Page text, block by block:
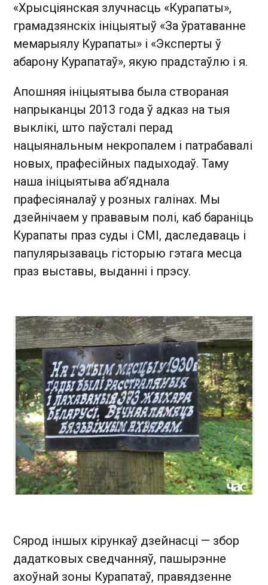
«Хрысціянская злучнасць «Курапаты»,
грамадзянскіх ініцыятыў «За ўратаванне
мемарыялу Курапаты» і «Эксперты ў
абарону Курапатаў», якую прадстаўлю і я.
Апошняя ініцыятыва была створаная
напрыканцы 2013 года ў адказ на тыя
выклікі, што паўсталі перад
нацыянальным некропалем і патрабавалі
новых, прафесійных падыходаў. Таму
наша ініцыятыва аб’яднала
прафесіяналаў у розных галінах. Мы
дзейнічаем у прававым полі, каб бараніць
Курапаты праз суды і СМІ, даследаваць і
папулярызаваць гісторыю гэтага месца
праз выставы, выданні і прэсу.
Сярод іншых кірункаў дзейнасці — збор
дадатковых сведчанняў, пашырэнне
ахоўнай зоны Курапатаў, правядзенне